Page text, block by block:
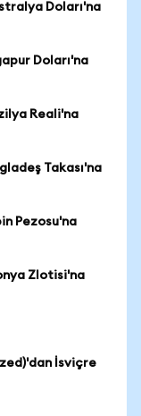
Doları'na
Doları'na
Reali'na
Takası'na
Pezosu'na
Zlotisi'na
İsviçre